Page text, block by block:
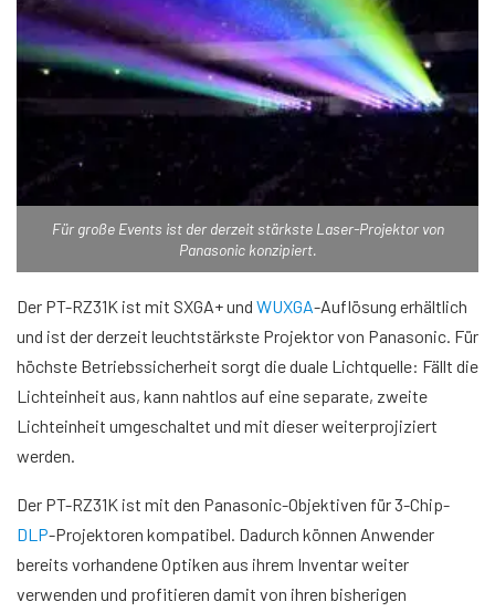
Für große Events ist der derzeit stärkste Laser-Projektor von
Panasonic konzipiert.
Der PT-RZ31K ist mit SXGA+ und WUXGA-Auflösung erhältlich
und ist der derzeit leuchtstärkste Projektor von Panasonic. Für
höchste Betriebssicherheit sorgt die duale Lichtquelle: Fällt die
Lichteinheit aus, kann nahtlos auf eine separate, zweite
Lichteinheit umgeschaltet und mit dieser weiterprojiziert
werden.
Der PT-RZ31K ist mit den Panasonic-Objektiven für 3-Chip-
DLP-Projektoren kompatibel. Dadurch können Anwender
bereits vorhandene Optiken aus ihrem Inventar weiter
verwenden und profitieren damit von ihren bisherigen